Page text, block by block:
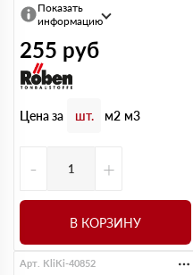
Показать
информацию
255 руб
Цена за шт. м2 м3
- +
В КОРЗИНУ
Арт. KliKi-40852